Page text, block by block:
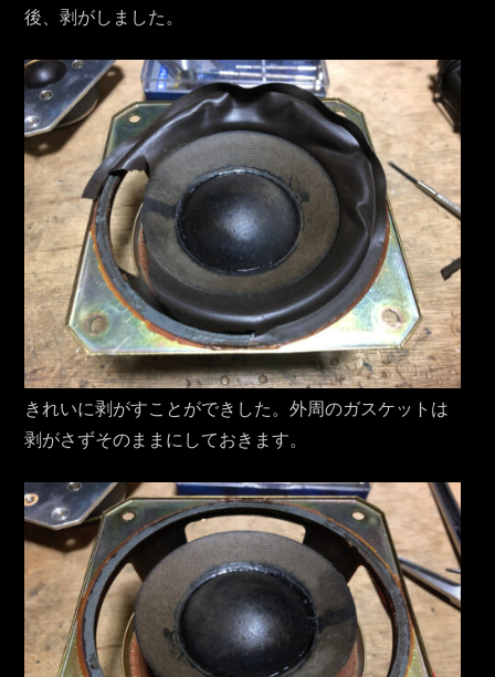
後、剥がしました。
きれいに剥がすことができした。外周のガスケットは
剥がさずそのままにしておきます。